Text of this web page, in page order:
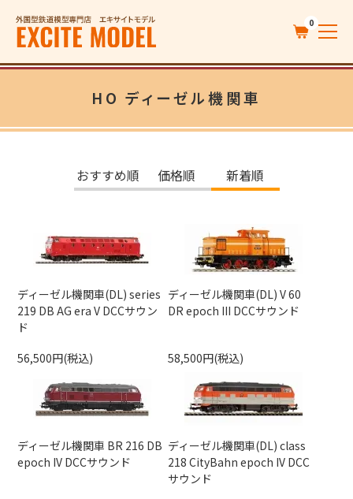
0
HO ディーゼル機関車
おすすめ順 価格順 新着順
ディーゼル機関車(DL) series
219 DB AG era V DCCサウン
ド
56,500円(税込)
ディーゼル機関車(DL) V 60
DR epoch III DCCサウンド
58,500円(税込)
ディーゼル機関車 BR 216 DB
epoch IV DCCサウンド
ディーゼル機関車(DL) class
218 CityBahn epoch IV DCC
サウンド